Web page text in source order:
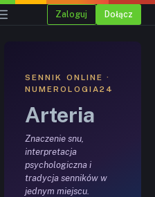
Zaloguj Dołącz
SENNIK ONLINE ·
NUMEROLOGIA24
Arteria
Znaczenie snu,
interpretacja
psychologiczna i
tradycja senników w
jednym miejscu.